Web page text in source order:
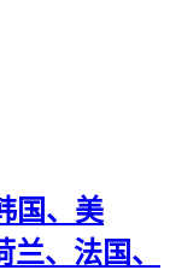
国、美
、法国、